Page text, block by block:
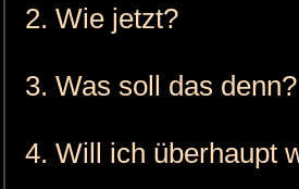
Wie jetzt?
Was soll das denn?
Will ich überhaupt